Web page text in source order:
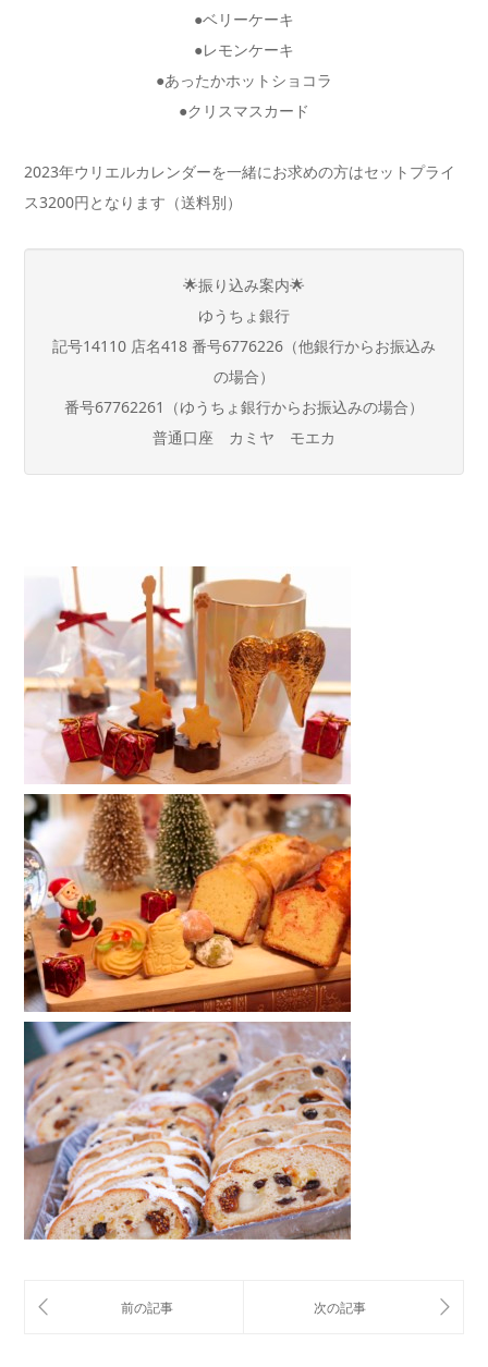
●ベリーケーキ
●レモンケーキ
●あったかホットショコラ
●クリスマスカード
2023年ウリエルカレンダーを一緒にお求めの方はセットプライ
ス3200円となります（送料別）
🌟振り込み案内🌟
ゆうちょ銀行
記号14110 店名418 番号6776226 （他銀行からお振込み
の場合）
番号67762261
（ゆうちょ銀行からお振込みの場合）
普通口座 カミヤ モエカ